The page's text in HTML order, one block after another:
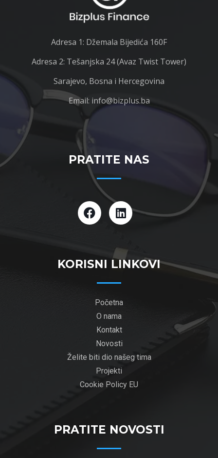
Adresa 1: Džemala Bijedića 160F
Adresa 2: Tešanjska 24 (Avaz Twist Tower)
Sarajevo, Bosna i Hercegovina
Email: info@bizplus.ba
PRATITE NAS
KORISNI LINKOVI
Početna
O nama
Kontakt
Novosti
Želite biti dio našeg tima
Projekti
Cookie Policy EU
PRATITE NOVOSTI